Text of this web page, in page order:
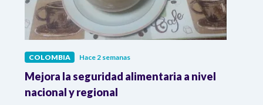
COLOMBIA Hace 2 semanas
Mejora la seguridad alimentaria a nivel
nacional y regional